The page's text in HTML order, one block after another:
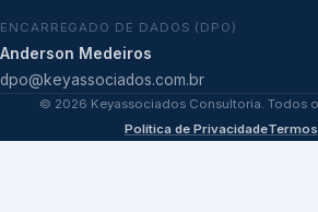
ENCARREGADO DE DADOS (DPO)
Anderson Medeiros
dpo@keyassociados.com.br
© 2026 Keyassociados Consultoria. Todos
Política de Privacidade